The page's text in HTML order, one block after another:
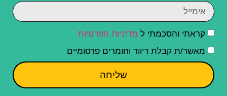
קראתי והסכמתי ל מדיניות הפרטיות
מאשר/ת קבלת דיוור וחומרים פרסומיים
שליחה